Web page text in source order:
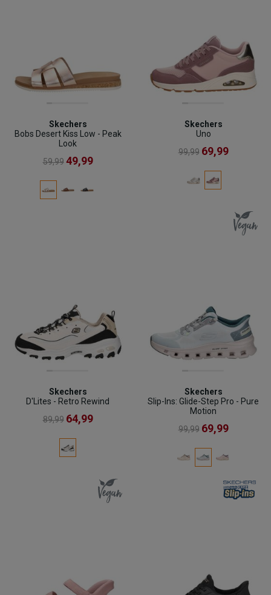
Skechers
Bobs Desert Kiss Low - Peak
Look
59,99 49,99
Skechers
Uno
99,99 69,99
Skechers
D'Lites - Retro Rewind
89,99 64,99
Skechers
Slip-Ins: Glide-Step Pro - Pure
Motion
99,99 69,99